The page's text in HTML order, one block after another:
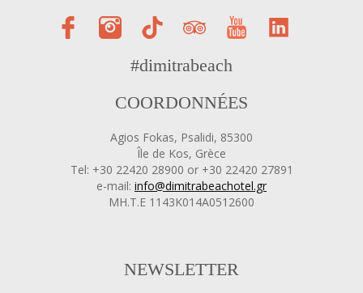
#dimitrabeach
COORDONNÉES
Agios Fokas, Psalidi, 85300
Île de Kos, Grèce
Tel: +30 22420 28900 or +30 22420 27891
e-mail: info@dimitrabeachotel.gr
ΜΗ.Τ.Ε 1143Κ014Α0512600
NEWSLETTER